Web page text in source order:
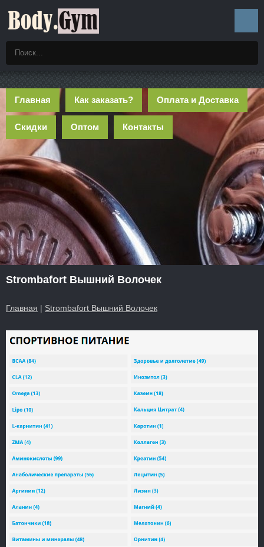
Главная Как заказать? Оплата и Доставка
Скидки Оптом Контакты
Strombafort Вышний Волочек
Главная | Strombafort Вышний Волочек